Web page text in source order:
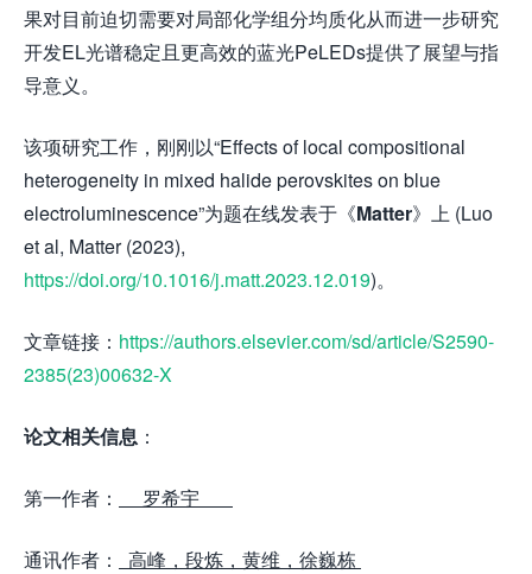
果对目前迫切需要对局部化学组分均质化从而进一步研究
开发EL光谱稳定且更高效的蓝光PeLEDs提供了展望与指
导意义。
该项研究工作，刚刚以“Effects of local compositional
heterogeneity in mixed halide perovskites on blue
electroluminescence”为题在线发表于《Matter》上 (Luo
et al, Matter (2023),
https://doi.org/10.1016/j.matt.2023.12.019)。
文章链接： https://authors.elsevier.com/sd/article/S2590-
2385(23)00632-X
论文相关信息 ：
第一作者： 罗希宇
通讯作者： 高峰， 段炼 ，黄维 ，徐巍栋